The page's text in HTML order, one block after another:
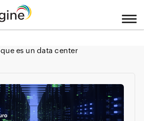
que es un data center